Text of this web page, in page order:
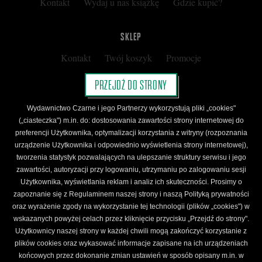
SKLEP
Kontakt Twój koszyk
Promocje
Kup kartę podarunkową
Nota prawna
Regulamin
Polityka prywatności
Regulamin Klubu Czarnego
Regulamin Karty Podarunkowej
ŚLEDŹ CZARNE
Facebook YouTube Instagram Newsletter
Wydawnictwo Czarne. Wszelkie prawa zastrzeżone. Projekt:Fajne Chłopaki,logo
wydawnictwa: Kamil Targosz.
PRZEJDŹ DO STRONY
Wydawnictwo Czarne i jego Partnerzy wykorzystują pliki „cookies"
(„ciasteczka") m.in. do: dostosowania zawartości strony internetowej do
preferencji Użytkownika, optymalizacji korzystania z witryny (rozpoznania
urządzenie Użytkownika i odpowiednio wyświetlenia strony internetowej),
tworzenia statystyk pozwalających na ulepszanie struktury serwisu i jego
zawartości, autoryzacji przy logowaniu, utrzymaniu po zalogowaniu sesji
Użytkownika, wyświetlania reklam i analiz ich skuteczności. Prosimy o
zapoznanie się z Regulaminem naszej strony i naszą Polityką prywatności
oraz wyrażenie zgody na wykorzystanie tej technologii (plików „cookies") w
wskazanych powyżej celach przez kliknięcie przycisku „Przejdź do strony".
Użytkownicy naszej strony w każdej chwili mogą zakończyć korzystanie z
plików cookies oraz wykasować informacje zapisane na ich urządzeniach
końcowych przez dokonanie zmian ustawień w sposób opisany m.in. w